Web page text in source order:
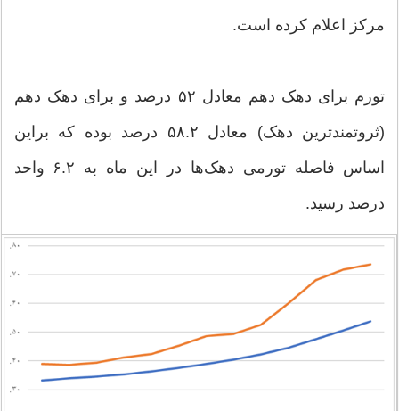
مرکز اعلام کرده است.
تورم برای دهک دهم معادل ۵۲ درصد و برای دهک دهم
(ثروتمندترین دهک) معادل ۵۸.۲ درصد بوده که براین
اساس فاصله تورمی دهک‌ها در این ماه به ۶.۲ واحد
درصد رسید.